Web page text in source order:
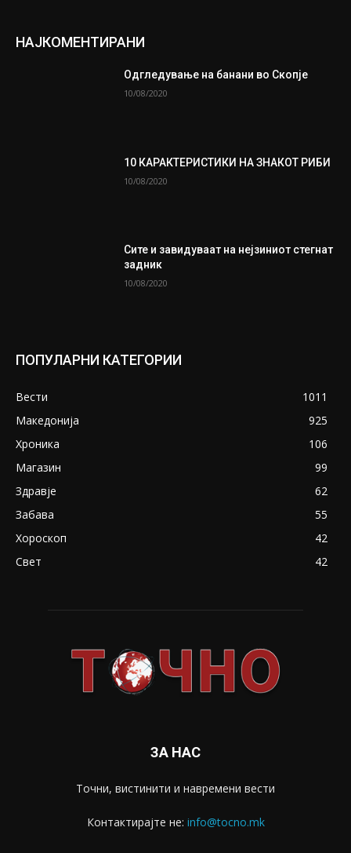
НАЈКОМЕНТИРАНИ
Одгледување на банани во Скопје
10/08/2020
10 КАРАКТЕРИСТИКИ НА ЗНАКОТ РИБИ
10/08/2020
Сите и завидуваат на нејзиниот стегнат
задник
10/08/2020
ПОПУЛАРНИ КАТЕГОРИИ
Вести
1011
Македонија
925
Хроника
106
Магазин
99
Здравје
62
Забава
55
Хороскоп
42
Свет
42
ЗА НАС
Точни, вистинити и навремени вести
Контактирајте не: info@tocno.mk